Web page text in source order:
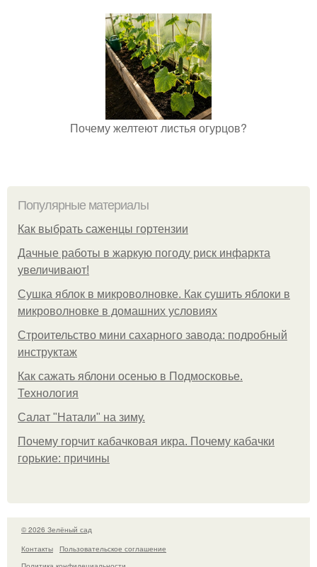
Почему желтеют листья огурцов?
Популярные материалы
Как выбрать саженцы гортензии
Дачные работы в жаркую погоду риск инфаркта
увеличивают!
Сушка яблок в микроволновке. Как сушить яблоки в
микроволновке в домашних условиях
Строительство мини сахарного завода: подробный
инструктаж
Как сажать яблони осенью в Подмосковье.
Технология
Caлaт "Нaтaли" нa зиму.
Почему горчит кабачковая икра. Почему кабачки
горькие: причины
© 2026 Зелёный сад
Контакты
Пользовательское соглашение